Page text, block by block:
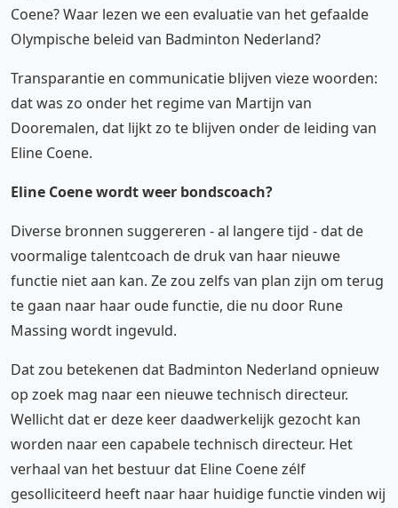
Coene? Waar lezen we een evaluatie van het gefaalde
Olympische beleid van Badminton Nederland?
Transparantie en communicatie blijven vieze woorden:
dat was zo onder het regime van Martijn van
Dooremalen, dat lijkt zo te blijven onder de leiding van
Eline Coene.
Eline Coene wordt weer bondscoach?
Diverse bronnen suggereren - al langere tijd - dat de
voormalige talentcoach de druk van haar nieuwe
functie niet aan kan. Ze zou zelfs van plan zijn om terug
te gaan naar haar oude functie, die nu door Rune
Massing wordt ingevuld.
Dat zou betekenen dat Badminton Nederland opnieuw
op zoek mag naar een nieuwe technisch directeur.
Wellicht dat er deze keer daadwerkelijk gezocht kan
worden naar een capabele technisch directeur. Het
verhaal van het bestuur dat Eline Coene zélf
gesolliciteerd heeft naar haar huidige functie vinden wij